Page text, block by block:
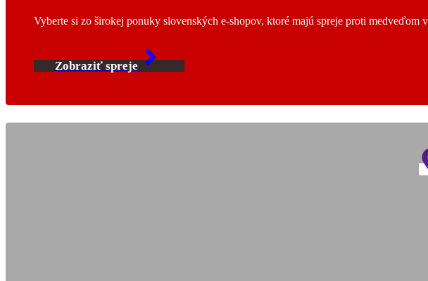
Vyberte si zo širokej ponuky slovenských e-shopov, ktoré majú spreje proti medveďom
Zobraziť spreje